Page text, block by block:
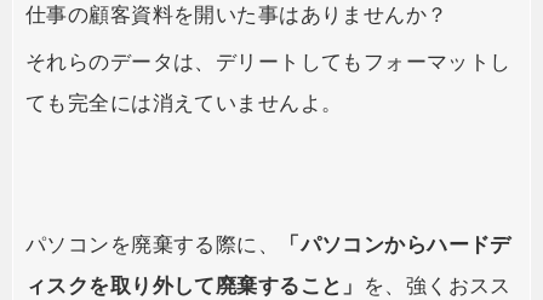
仕事の顧客資料を開いた事はありませんか？
それらのデータは、デリートしてもフォーマットし
ても完全には消えていませんよ。
パソコンを廃棄する際に、
「パソコンからハードデ
ィスクを取り外して廃棄すること」
を、強くおスス